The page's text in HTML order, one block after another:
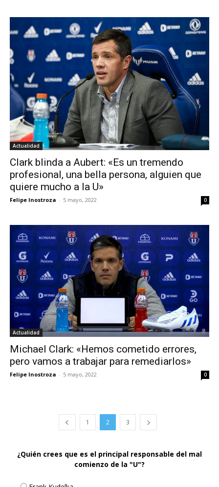
Actualidad
Clark blinda a Aubert: «Es un tremendo
profesional, una bella persona, alguien que
quiere mucho a la U»
Felipe Inostroza - 5 mayo, 2022 0
Actualidad
Michael Clark: «Hemos cometido errores,
pero vamos a trabajar para remediarlos»
Felipe Inostroza - 5 mayo, 2022 0
1 2 3
¿Quién crees que es el principal responsable del mal
comienzo de la "U"?